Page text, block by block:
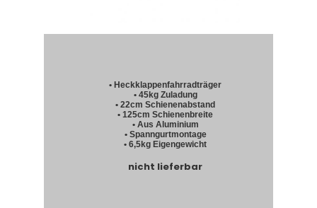
• Heckklappenfahrradträger
• 45kg Zuladung
• 22cm Schienenabstand
• 125cm Schienenbreite
• Aus Aluminium
• Spanngurtmontage
• 6,5kg Eigengewicht
nicht lieferbar